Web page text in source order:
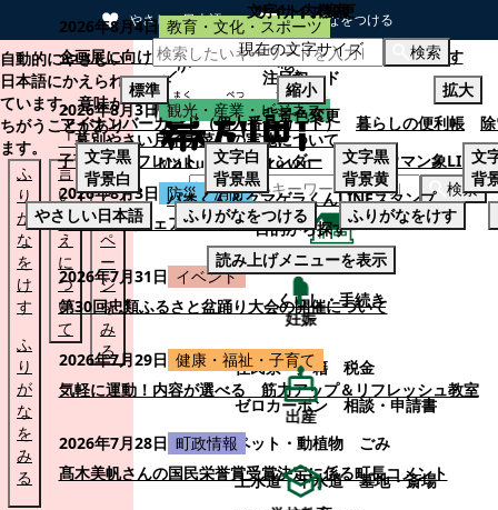
やさしい日本語 ひらがなをつける
本文へスキップする
自動的にやさしい
日本語にかえられ
ています。意味が
ちがうことがあり
ます。
ふ
り
が
な
を
け
す
ふ
り
が
な
を
み
る
言
い
替
え
に
つ
い
て
も
と
の
ペ
ー
ジ
を
み
る
検索
くらし・手続き
くらし・手続き
住民票・戸籍
税金
ゼロカーボン
相談・申請書
ペット・動植物
ごみ
上水道・下水道
墓地・斎場
2026年8月4日 教育・文化・スポーツ
企画展に向けて：安東ウメ子さんとの思い出を募集します
2026年8月3日 観光・産業・ビジネス
「幕別やさい月イチ菜」の実施について
2026年8月3日 防災・消防
幕別町防災フェアの開催について
2026年7月31日 イベント
第30回忠類ふるさと盆踊り大会の開催について
2026年7月29日 健康・福祉・子育て
気軽に運動！内容が選べる 筋力アップ＆リフレッシュ教室
2026年7月28日 町政情報
髙木美帆さんの国民栄誉賞受賞決定に係る町長コメント
サイト内検索
検索
注目ワード
マイナンバーカード（個人番号カード） 暮らしの便利帳
子育てパンフレット
ごみカレンダー
忠類ナウマン象LINE
パオくん＆クマゲラくんLINEスタンプ
目的から探す
妊娠
出産
文字サイズ変更
現在の文字サイズ
標準
縮小
拡大
背景色変更
文字黒
背景白
文字白
背景黒
文字黒
背景黄
文
背
やさしい日本語
ふりがなをつける ふりがなをけす
読み上げメニューを表示